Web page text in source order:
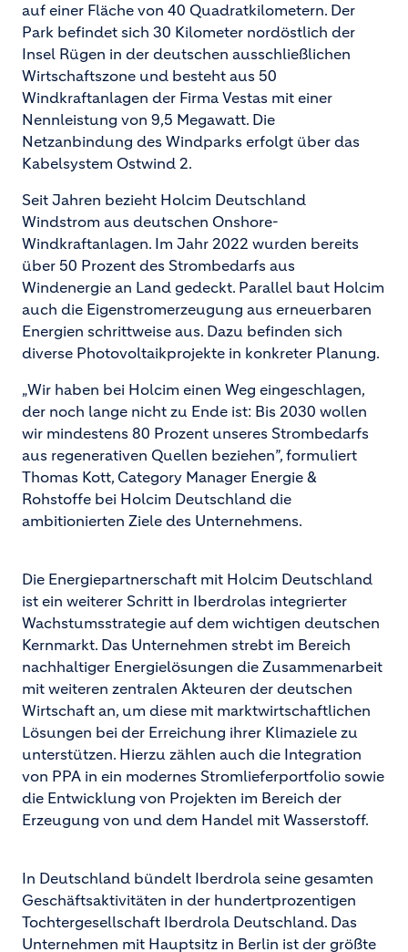
auf einer Fläche von 40 Quadratkilometern. Der
Park befindet sich 30 Kilometer nordöstlich der
Insel Rügen in der deutschen ausschließlichen
Wirtschaftszone und besteht aus 50
Windkraftanlagen der Firma Vestas mit einer
Nennleistung von 9,5 Megawatt. Die
Netzanbindung des Windparks erfolgt über das
Kabelsystem Ostwind 2.
Seit Jahren bezieht Holcim Deutschland
Windstrom aus deutschen Onshore-
Windkraftanlagen. Im Jahr 2022 wurden bereits
über 50 Prozent des Strombedarfs aus
Windenergie an Land gedeckt. Parallel baut Holcim
auch die Eigenstromerzeugung aus erneuerbaren
Energien schrittweise aus. Dazu befinden sich
diverse Photovoltaikprojekte in konkreter Planung.
„Wir haben bei Holcim einen Weg eingeschlagen,
der noch lange nicht zu Ende ist: Bis 2030 wollen
wir mindestens 80 Prozent unseres Strombedarfs
aus regenerativen Quellen beziehen”, formuliert
Thomas Kott, Category Manager Energie &
Rohstoffe bei Holcim Deutschland die
ambitionierten Ziele des Unternehmens.
Die Energiepartnerschaft mit Holcim Deutschland
ist ein weiterer Schritt in Iberdrolas integrierter
Wachstumsstrategie auf dem wichtigen deutschen
Kernmarkt. Das Unternehmen strebt im Bereich
nachhaltiger Energielösungen die Zusammenarbeit
mit weiteren zentralen Akteuren der deutschen
Wirtschaft an, um diese mit marktwirtschaftlichen
Lösungen bei der Erreichung ihrer Klimaziele zu
unterstützen. Hierzu zählen auch die Integration
von PPA in ein modernes Stromlieferportfolio sowie
die Entwicklung von Projekten im Bereich der
Erzeugung von und dem Handel mit Wasserstoff.
In Deutschland bündelt Iberdrola seine gesamten
Geschäftsaktivitäten in der hundertprozentigen
Tochtergesellschaft Iberdrola Deutschland. Das
Unternehmen mit Hauptsitz in Berlin ist der größte